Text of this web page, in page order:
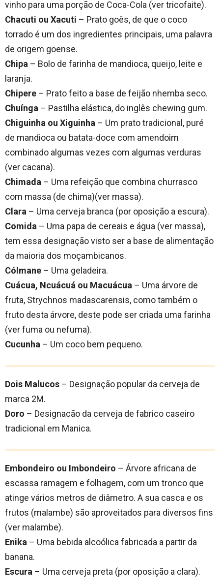
vinho para uma porção de Coca-Cola (ver tricofaite).
Chacuti ou Xacuti – Prato goês, de que o coco
torrado é um dos ingredientes principais, uma palavra
de origem goense.
Chipa – Bolo de farinha de mandioca, queijo, leite e
laranja.
Chipere – Prato feito a base de feijão nhemba seco.
Chuínga – Pastilha elástica, do inglês chewing gum.
Chiguinha ou Xiguinha – Um prato tradicional, puré
de mandioca ou batata-doce com amendoim
combinado algumas vezes com algumas verduras
(ver cacana).
Chimada – Uma refeição que combina churrasco
com massa (de chima)(ver massa).
Clara – Uma cerveja branca (por oposição a escura).
Comida – Uma papa de cereais e água (ver massa),
tem essa designação visto ser a base de alimentação
da maioria dos moçambicanos.
Cólmane – Uma geladeira.
Cuácua, Ncuácuá ou Macuácua – Uma árvore de
fruta, Strychnos madascarensis, como também o
fruto desta árvore, deste pode ser criada uma farinha
(ver fuma ou nefuma).
Cucunha – Um coco bem pequeno.
Dois Malucos – Designação popular da cerveja de
marca 2M.
Doro – Designacão da cerveja de fabrico caseiro
tradicional em Manica.
Embondeiro ou Imbondeiro – Árvore africana de
escassa ramagem e folhagem, com um tronco que
atinge vários metros de diâmetro. A sua casca e os
frutos (malambe) são aproveitados para diversos fins
(ver malambe).
Enika – Uma bebida alcoólica fabricada a partir da
banana.
Escura – Uma cerveja preta (por oposição a clara).